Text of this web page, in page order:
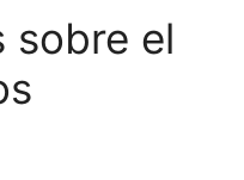
sobre el